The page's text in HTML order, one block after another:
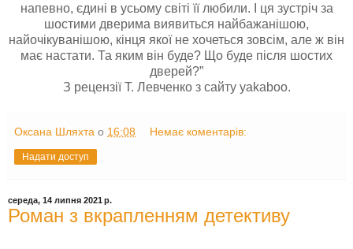
напевно, єдині в усьому світі її любили. І ця зустріч за
шостими дверима виявиться найбажанішою,
найочікуванішою, кінця якої не хочеться зовсім, але ж він
має настати. Та яким він буде? Що буде після шостих
дверей?”
З рецензії Т. Левченко з сайту yakaboo.
Оксана Шляхта о 16:08 Немає коментарів:
Надати доступ
середа, 14 липня 2021 р.
Роман з вкрапленням детективу